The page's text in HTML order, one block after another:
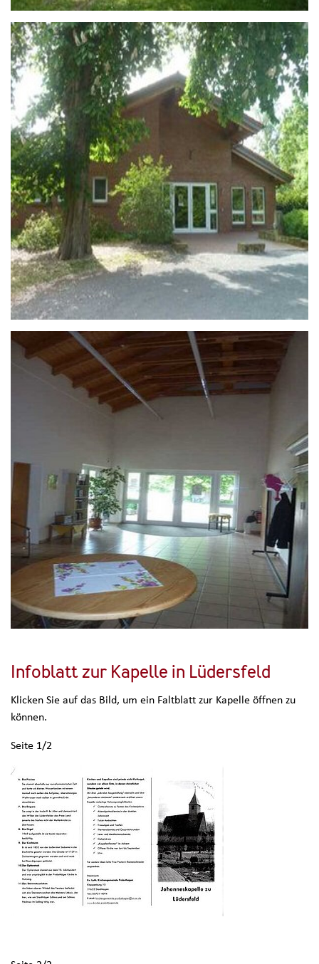
Infoblatt zur Kapelle in Lüdersfeld
Klicken Sie auf das Bild, um ein Faltblatt zur Kapelle öffnen zu
können.
Seite 1/2